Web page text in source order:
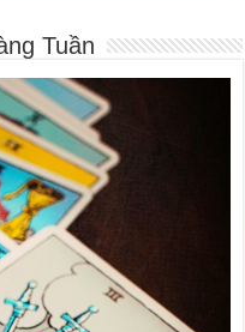
Tuần